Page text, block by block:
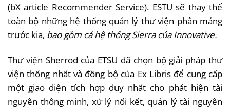
(bX article Recommender Service). ESTU sẽ thay thế
toàn bộ những hệ thống quản lý thư viện phân mảng
trước kia, bao gồm cả hệ thống Sierra của Innovative.
Thư viện Sherrod của ETSU đã chọn bộ giải pháp thư
viện thống nhất và đồng bộ của Ex Libris để cung cấp
một giao diện tích hợp duy nhất cho phát hiện tài
nguyên thông minh, xử lý nối kết, quản lý tài nguyên